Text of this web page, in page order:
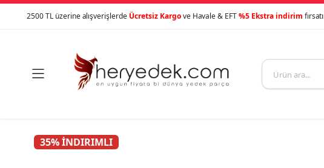
2500 TL üzerine alışverişlerde Ücretsiz Kargove Havale & EFT%5 Ekstra indirim

35% İNDIRIMLI